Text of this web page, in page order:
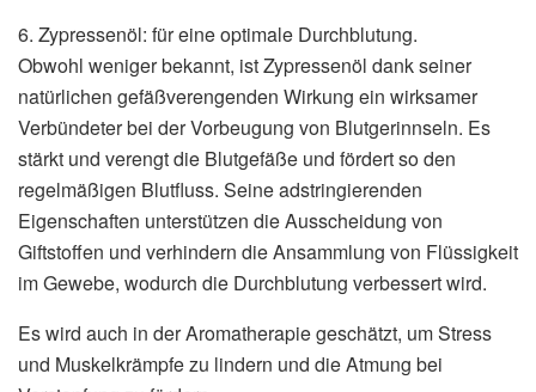
6. Zypressenöl: für eine optimale Durchblutung.
Obwohl weniger bekannt, ist Zypressenöl dank seiner
natürlichen gefäßverengenden Wirkung ein wirksamer
Verbündeter bei der Vorbeugung von Blutgerinnseln. Es
stärkt und verengt die Blutgefäße und fördert so den
regelmäßigen Blutfluss. Seine adstringierenden
Eigenschaften unterstützen die Ausscheidung von
Giftstoffen und verhindern die Ansammlung von Flüssigkeit
im Gewebe, wodurch die Durchblutung verbessert wird.
Es wird auch in der Aromatherapie geschätzt, um Stress
und Muskelkrämpfe zu lindern und die Atmung bei